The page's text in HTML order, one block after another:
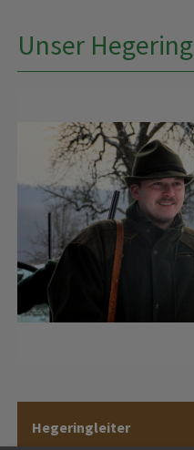
Unser Hegering
Hegeringleiter